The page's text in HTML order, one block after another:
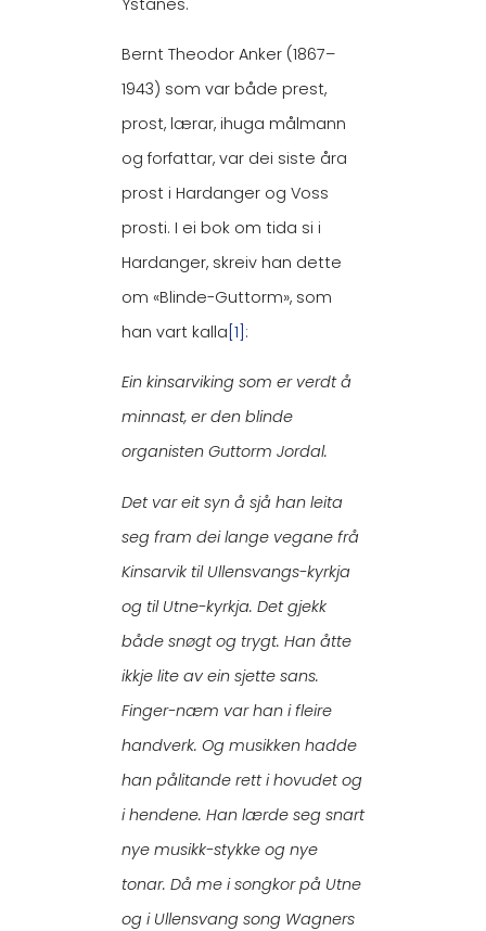
Bernt Theodor Anker (1867–
1943) som var både prest,
prost, lærar, ihuga målmann
og forfattar, var dei siste åra
prost i Hardanger og Voss
prosti. I ei bok om tida si i
Hardanger, skreiv han dette
om «Blinde-Guttorm», som
han vart kalla [1] :
Ein kinsarviking som er verdt å
minnast, er den blinde
organisten Guttorm Jordal.
Det var eit syn å sjå han leita
seg fram dei lange vegane frå
Kinsarvik til Ullensvangs-kyrkja
og til Utne-kyrkja. Det gjekk
både snøgt og trygt. Han åtte
ikkje lite av ein sjette sans.
Finger-næm var han i fleire
handverk. Og musikken hadde
han pålitande rett i hovudet og
i hendene. Han lærde seg snart
nye musikk-stykke og nye
tonar. Då me i songkor på Utne
og i Ullensvang song Wagners